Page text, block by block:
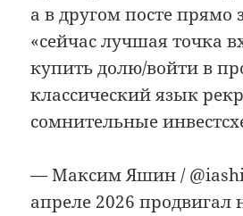
а в другом посте прямо
«сейчас лучшая точка
купить долю/войти в
классический язык
сомнительные
— Максим Яшин /
апреле 2026 продвигал